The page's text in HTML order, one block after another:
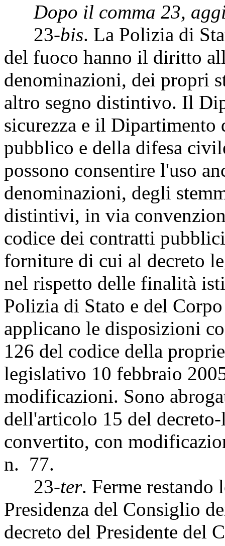
Dopo il comma 23,
23-bis. La Polizia di
del fuoco hanno il diritto
denominazioni, dei propri
altro segno distintivo. Il
sicurezza e il
pubblico e della difesa
possono consentire l'uso
denominazioni, degli
distintivi, in via
codice dei contratti
forniture di cui al decreto
nel rispetto delle finalità
Polizia di Stato e del
applicano le disposizioni
126 del codice della
legislativo 10 febbraio
modificazioni. Sono
dell'articolo 15 del
convertito, con
n. 77.
23-ter. Ferme restando
Presidenza del Consiglio
decreto del Presidente del